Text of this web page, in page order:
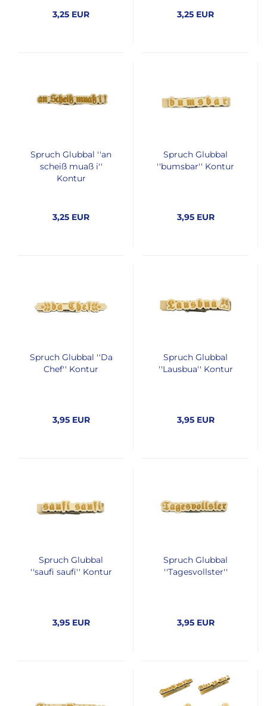
3,25 EUR 3,25 EUR
Spruch Glubbal ''an
scheiß muaß i''
Kontur
3,25 EUR
Spruch Glubbal
''bumsbar'' Kontur
3,95 EUR
Spruch Glubbal ''Da
Chef'' Kontur
3,95 EUR
Spruch Glubbal
''Lausbua'' Kontur
3,95 EUR
Spruch Glubbal
''saufi saufi'' Kontur
3,95 EUR
Spruch Glubbal
''Tagesvollster''
3,95 EUR